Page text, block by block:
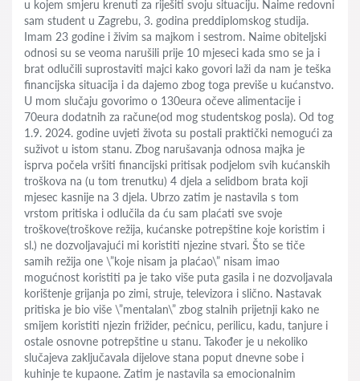
u kojem smjeru krenuti za riješiti svoju situaciju. Naime redovni
sam student u Zagrebu, 3. godina preddiplomskog studija.
Imam 23 godine i živim sa majkom i sestrom. Naime obiteljski
odnosi su se veoma narušili prije 10 mjeseci kada smo se ja i
brat odlučili suprostaviti majci kako govori laži da nam je teška
financijska situacija i da dajemo zbog toga previše u kućanstvo.
U mom slučaju govorimo o 130eura očeve alimentacije i
70eura dodatnih za račune(od mog studentskog posla). Od tog
1.9. 2024. godine uvjeti života su postali praktički nemogući za
suživot u istom stanu. Zbog narušavanja odnosa majka je
isprva počela vršiti financijski pritisak podjelom svih kućanskih
troškova na (u tom trenutku) 4 djela a selidbom brata koji
mjesec kasnije na 3 djela. Ubrzo zatim je nastavila s tom
vrstom pritiska i odlučila da ću sam plaćati sve svoje
troškove(troškove režija, kućanske potrepštine koje koristim i
sl.) ne dozvoljavajući mi koristiti njezine stvari. Što se tiče
samih režija one \”koje nisam ja plaćao\” nisam imao
mogućnost koristiti pa je tako više puta gasila i ne dozvoljavala
korištenje grijanja po zimi, struje, televizora i slično. Nastavak
pritiska je bio više \”mentalan\” zbog stalnih prijetnji kako ne
smijem koristiti njezin frižider, pećnicu, perilicu, kadu, tanjure i
ostale osnovne potrepštine u stanu. Također je u nekoliko
slučajeva zaključavala dijelove stana poput dnevne sobe i
kuhinje te kupaone. Zatim je nastavila sa emocionalnim